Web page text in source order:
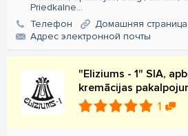
Priedkalne...
Телефон
Домашняя страница
Aдрес электронной почты
"Eliziums - 1" SIA,
kremācijas
1